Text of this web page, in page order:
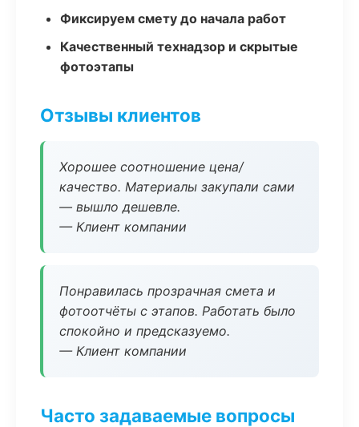
Фиксируем смету до начала работ
Качественный технадзор и скрытые
фотоэтапы
Отзывы клиентов
Хорошее соотношение цена/
качество. Материалы закупали сами
— вышло дешевле.
— Клиент компании
Понравилась прозрачная смета и
фотоотчёты с этапов. Работать было
спокойно и предсказуемо.
— Клиент компании
Часто задаваемые вопросы